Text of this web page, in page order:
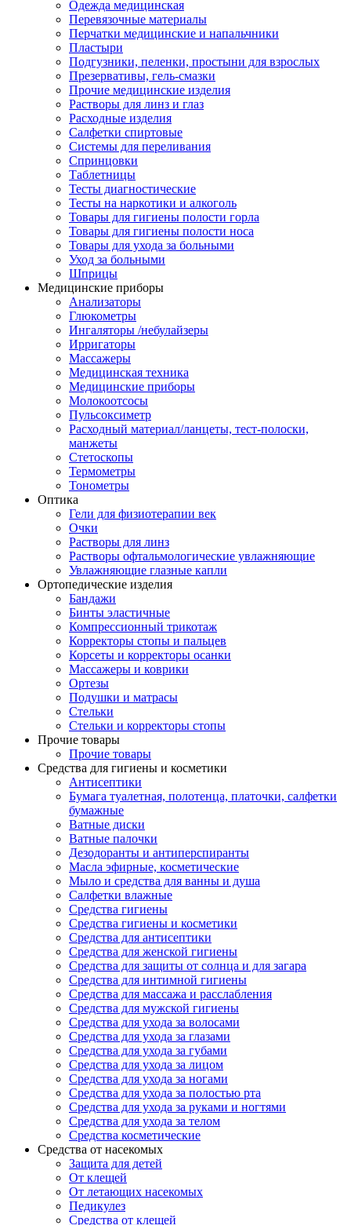
Одежда медицинская
Перевязочные материалы
Перчатки медицинские и напальчники
Пластыри
Подгузники, пеленки, простыни для взрослых
Презервативы, гель-смазки
Прочие медицинские изделия
Растворы для линз и глаз
Расходные изделия
Салфетки спиртовые
Системы для переливания
Спринцовки
Таблетницы
Тесты диагностические
Тесты на наркотики и алкоголь
Товары для гигиены полости горла
Товары для гигиены полости носа
Товары для ухода за больными
Уход за больными
Шприцы
Медицинские приборы
Анализаторы
Глюкометры
Ингаляторы /небулайзеры
Ирригаторы
Массажеры
Медицинская техника
Медицинские приборы
Молокоотсосы
Пульсоксиметр
Расходный материал/ланцеты, тест-полоски,
манжеты
Стетоскопы
Термометры
Тонометры
Оптика
Гели для физиотерапии век
Очки
Растворы для линз
Растворы офтальмологические увлажняющие
Увлажняющие глазные капли
Ортопедические изделия
Бандажи
Бинты эластичные
Компрессионный трикотаж
Корректоры стопы и пальцев
Корсеты и корректоры осанки
Массажеры и коврики
Ортезы
Подушки и матрасы
Стельки
Стельки и корректоры стопы
Прочие товары
Прочие товары
Средства для гигиены и косметики
Антисептики
Бумага туалетная, полотенца, платочки, салфетки
бумажные
Ватные диски
Ватные палочки
Дезодоранты и антиперспиранты
Масла эфирные, косметические
Мыло и средства для ванны и душа
Салфетки влажные
Средства гигиены
Средства гигиены и косметики
Средства для антисептики
Средства для женской гигиены
Средства для защиты от солнца и для загара
Средства для интимной гигиены
Средства для массажа и расслабления
Средства для мужской гигиены
Средства для ухода за волосами
Средства для ухода за глазами
Средства для ухода за губами
Средства для ухода за лицом
Средства для ухода за ногами
Средства для ухода за полостью рта
Средства для ухода за руками и ногтями
Средства для ухода за телом
Средства косметические
Средства от насекомых
Защита для детей
От клещей
От летающих насекомых
Педикулез
Средства от клещей